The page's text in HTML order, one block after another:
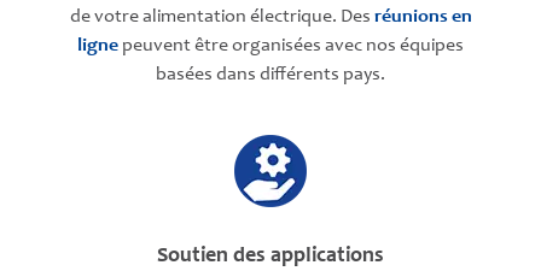
de votre alimentation électrique. Des réunions en
ligne peuvent être organisées avec nos équipes
basées dans différents pays.
Soutien des applications